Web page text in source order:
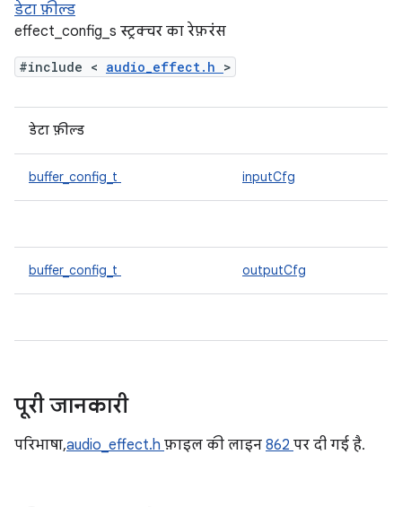
डेटा फ़ील्ड
effect_config_s स्ट्रक्चर का रेफ़रंस
#include < audio_effect.h >
डेटा फ़ील्ड
buffer_config_t inputCfg
buffer_config_t outputCfg
पूरी जानकारी
परिभाषा,audio_effect.h फ़ाइल की लाइन 862 पर दी गई है.